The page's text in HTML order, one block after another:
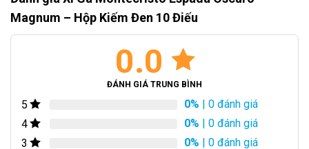
Magnum – Hộp Kiếm Đen 10 Điếu
0.0
ĐÁNH GIÁ TRUNG BÌNH
5 0% | 0 đánh giá
4
0% | 0 đánh giá
3
0% | 0 đánh giá